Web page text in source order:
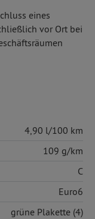
eines
vor Ort bei
4,90 l/100 km
109 g/km
C
Euro6
grüne Plakette (4)